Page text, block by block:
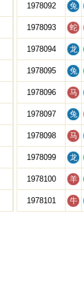
1978092 兔
1978093 蛇
1978094 龙
1978095 兔
1978096 马
1978097 兔
1978098 马
1978099 龙
1978100 羊
1978101 牛